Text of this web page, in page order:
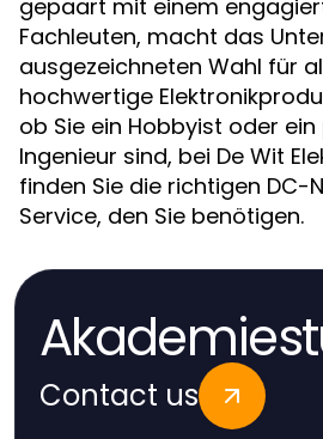
gepaart mit einem
Fachleuten, macht das
ausgezeichneten Wahl für
hochwertige
ob Sie ein Hobbyist oder
Ingenieur sind, bei De Wit
finden Sie die richtigen DC-
Service, den Sie benötigen.
Contact us